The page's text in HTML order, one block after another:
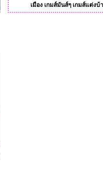
เมือง เกมส์มันส์ๆ เกมส์แต่งบ้